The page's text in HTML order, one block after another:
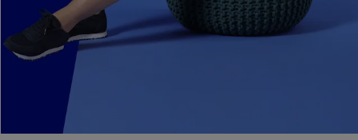
Carrières
recherche
Italy
Italiano
Japan
日本語
Kazakhstan
Русский
Middle-East
English